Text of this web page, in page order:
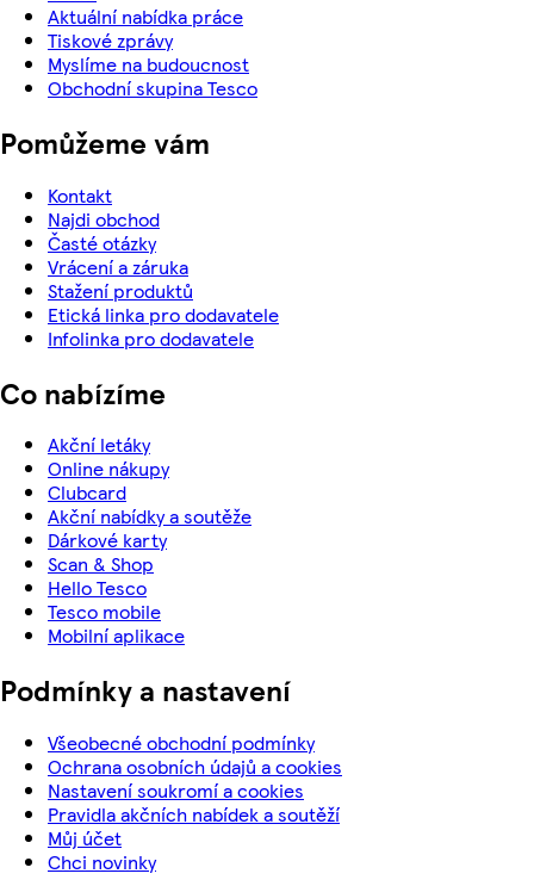
Aktuální nabídka práce
Tiskové zprávy
Myslíme na budoucnost
Obchodní skupina Tesco
Pomůžeme vám
Kontakt
Najdi obchod
Časté otázky
Vrácení a záruka
Stažení produktů
Etická linka pro dodavatele
Infolinka pro dodavatele
Co nabízíme
Akční letáky
Online nákupy
Clubcard
Akční nabídky a soutěže
Dárkové karty
Scan & Shop
Hello Tesco
Tesco mobile
Mobilní aplikace
Podmínky a nastavení
Všeobecné obchodní podmínky
Ochrana osobních údajů a cookies
Nastavení soukromí a cookies
Pravidla akčních nabídek a soutěží
Můj účet
Chci novinky